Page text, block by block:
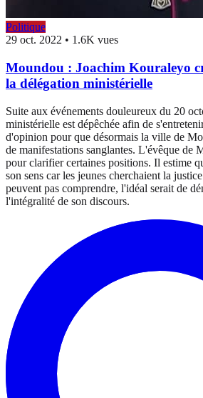
Politique
29 oct. 2022 • 1.6K vues
Moundou : Joachim Kouraleyo
la délégation ministérielle
Suite aux événements douleureux du 20
ministérielle est dépêchée afin de
d'opinion pour que désormais la ville de
de manifestations sanglantes. L'évêque de
pour clarifier certaines positions. Il estime
son sens car les jeunes cherchaient la
peuvent pas comprendre, l'idéal serait de
l'intégralité de son discours.